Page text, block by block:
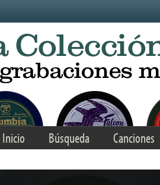
Inicio Búsqueda Canciones